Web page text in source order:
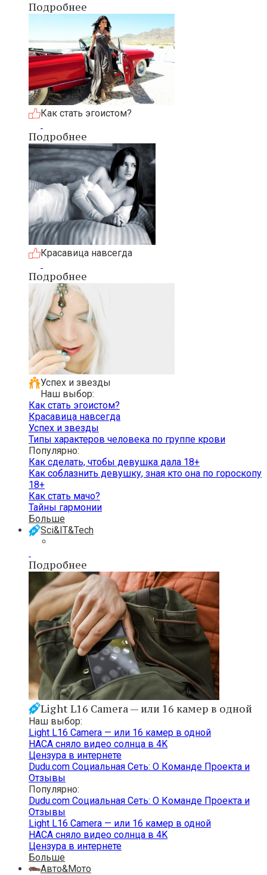
Подробнее
Как стать эгоистом?
Подробнее
Красавица навсегда
Подробнее
Успех и звезды
Наш выбор:
Как стать эгоистом?
Красавица навсегда
Успех и звезды
Типы характеров человека по группе крови
Популярно:
Как сделать, чтобы девушка дала 18+
Как соблазнить девушку, зная кто она по гороскопу
18+
Как стать мачо?
Тайны гармонии
Больше
Sci&IT&Tech
Подробнее
Light L16 Camera — или 16 камер в одной
Наш выбор:
Light L16 Camera — или 16 камер в одной
НАСА сняло видео солнца в 4K
Цензура в интернете
Dudu.com Cоциальная Cеть: О Команде Проекта и
Отзывы
Популярно:
Dudu.com Cоциальная Cеть: О Команде Проекта и
Отзывы
Light L16 Camera — или 16 камер в одной
НАСА сняло видео солнца в 4K
Цензура в интернете
Больше
Авто&Мото